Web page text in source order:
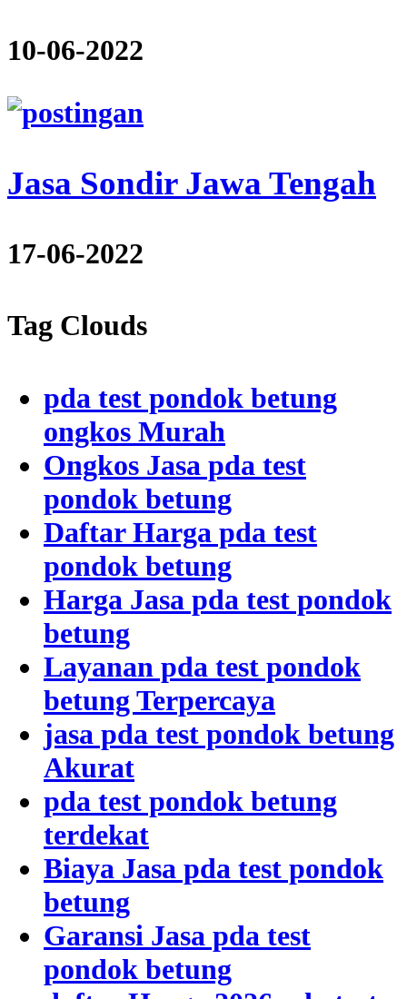
10-06-2022
Jasa Sondir Jawa Tengah
17-06-2022
Tag Clouds
pda test pondok betung
ongkos Murah
Ongkos Jasa pda test
pondok betung
Daftar Harga pda test
pondok betung
Harga Jasa pda test pondok
betung
Layanan pda test pondok
betung Terpercaya
jasa pda test pondok betung
Akurat
pda test pondok betung
terdekat
Biaya Jasa pda test pondok
betung
Garansi Jasa pda test
pondok betung